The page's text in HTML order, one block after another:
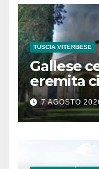
TUSCIA VITERBESE
Gallese
eremita
secolo
7 AGOSTO